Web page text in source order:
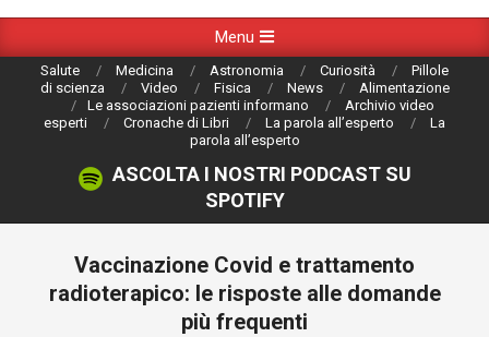
Navigation
Menu
Salute Medicina Astronomia Curiosità
Pillole
di scienza
Video Fisica News
Alimentazione
Le associazioni pazienti informano
Archivio video
esperti
Cronache di Libri La parola all’esperto
La
parola all’esperto
ASCOLTA I NOSTRI PODCAST SU
SPOTIFY
Vaccinazione Covid e trattamento
radioterapico: le risposte alle domande
più frequenti